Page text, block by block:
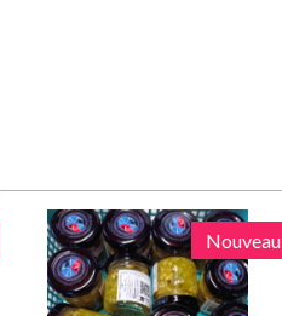
Nouveau